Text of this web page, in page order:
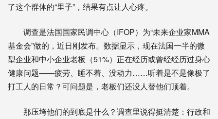
了这个群体的“里子”，结果有点让人心疼。
调查是法国国家民调中心（IFOP）为“未来企业家MMA
基金会”做的，近日刚发布。数据显示，现在法国一半的微
型企业和中小企业老板（51%）正在经历或曾经经历过身心
健康问题——疲劳、睡不着、没动力……听着是不是像极了
打工人的日常？可问题是，老板们还没人替他们顶着。
那压垮他们的到底是什么？调查里说得挺清楚：行政和